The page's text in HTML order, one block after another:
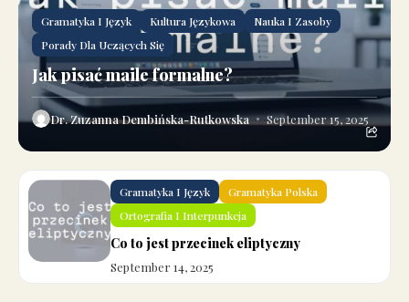
Gramatyka I Język Kultura Językowa
Nauka I Zasoby
Porady Dla Uczących Się
Jak pisać maile formalne?
Dr. Zuzanna Dembińska-Rutkowska September 15, 2025
Gramatyka I Język
Gramatyka Polska
Ortografia I Interpunkcja
Co to jest przecinek eliptyczny
September 14, 2025